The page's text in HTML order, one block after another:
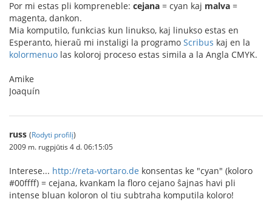
Por mi estas pli kompreneble: cejana = cyan kaj malva =
magenta, dankon.
Mia komputilo, funkcias kun linukso, kaj linukso estas en
Esperanto, hieraŭ mi instaligi la programo Scribus kaj en la
kolormenuo las koloroj proceso estas simila a la Angla CMYK.
Amike
Joaquín
russ (Rodyti profilį)
2009 m. rugpjūtis 4 d. 06:15:05
Interese... http://reta-vortaro.de konsentas ke "cyan" (koloro
#00ffff) = cejana, kvankam la floro cejano ŝajnas havi pli
intense bluan koloron ol tiu subtraha komputila koloro!